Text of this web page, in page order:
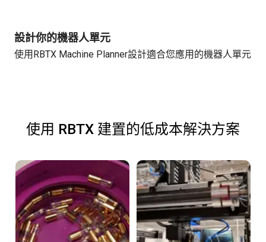
設計你的機器人單元
使用 RBTX Machine Planner設計適合您應用的機器人單元
使用 RBTX 建置的低成本解決方案